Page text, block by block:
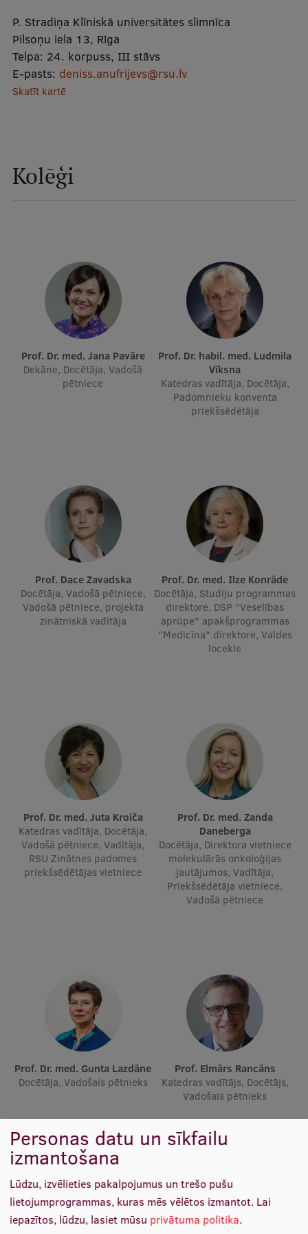
Mobile
galvenā
izvēlne
Studiju iespējas
Pamatstudiju programmas
Rezidentūra
Par RSU
Studentu dzīve
Studiju norises vietas
Vēsture un tradīcijas
Identitāte
RSU fonds
Aula
Muzeji un ekspozīcijas
Ilgtspējīga attīstība
Studiju un vides pieejamība
Dati par 2025. gadu
Suvenīri un grāmatas
Mūžizglītība
Sagatavošanas kursi
Profesionālās pilnveides kursi
ESF kvalifikācijas celšanas kursi
Pedagoģiskās izaugsmes centrs
Kvalifikācijas atbilstības pārbaude
Pētniecība
Zinātniskie institūti un laboratorijas
P. Stradiņa Klīniskā universitātes slimnīca
Pilsoņu iela 13, Rīga
Telpa: 24. korpuss, III stāvs
E-pasts: deniss.anufrijevs@rsu.lv
Skatīt kartē
Kolēģi
Prof. Dr. med. Jana Pavāre
Dekāne, Docētāja, Vadošā
pētniece
Prof. Dr. habil. med. Ludmila
Vīksna
Katedras vadītāja, Docētāja,
Padomnieku konventa
priekšsēdētāja
Prof. Dace Zavadska
Docētāja, Vadošā pētniece,
Vadošā pētniece, projekta
zinātniskā vadītāja
Prof. Dr. med. Ilze Konrāde
Docētāja, Studiju programmas
direktore, DSP "Veselības
aprūpe" apakšprogrammas
"Medicīna" direktore, Valdes
locekle
Prof. Dr. med. Juta Kroiča
Katedras vadītāja, Docētāja,
Vadošā pētniece, Vadītāja,
RSU Zinātnes padomes
priekšsēdētājas vietniece
Prof. Dr. med. Zanda
Daneberga
Docētāja, Direktora vietniece
molekulārās onkoloģijas
jautājumos, Vadītāja,
Priekšsēdētāja vietniece,
Vadošā pētniece
Prof. Dr. med. Gunta Lazdāne
Docētāja, Vadošais pētnieks
Prof. Elmārs Rancāns
Katedras vadītājs, Docētājs,
Vadošais pētnieks
Personas datu un sīkfailu
izmantošana
Lūdzu, izvēlieties pakalpojumus un trešo pušu
lietojumprogrammas, kuras mēs vēlētos izmantot. Lai
iepazītos, lūdzu, lasiet mūsu privātuma politika.